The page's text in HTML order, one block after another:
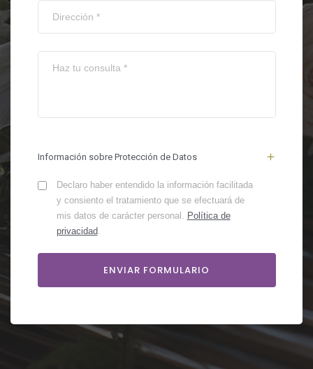
Información sobre Protección de Datos
Declaro haber entendido la información facilitada
y consiento el tratamiento que se efectuará de
mis datos de carácter personal. Política de
privacidad.